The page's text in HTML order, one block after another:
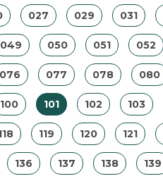
027 029 031
049 050 051 052
076 077 078 080
100 101 102 103
119 120 121
136 137 138 139